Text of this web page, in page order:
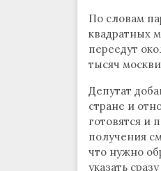
По словам
квадратных
переедут
тысяч
Депутат
стране и
готовятся и
получения
что нужно
указать